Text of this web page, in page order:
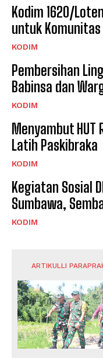
Kodim 1620/
untuk Komunitas
KODIM
Pembersihan
Babinsa dan
KODIM
Menyambut HUT
Latih Paskibraka
KODIM
Kegiatan Sosial
Sumbawa,
KODIM
ARTIKULLI